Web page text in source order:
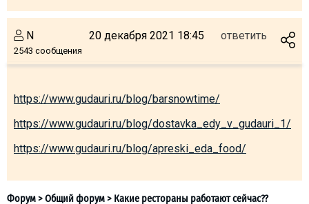
N
2543 сообщения
20 декабря 2021 18:45 ответить
https://www.gudauri.ru/blog/barsnowtime/
https://www.gudauri.ru/blog/dostavka_edy_v_gudauri_1/
https://www.gudauri.ru/blog/apreski_eda_food/
Коттеджи
% Горячие предложения
Казбеги
Другое
ГРУЗИЯ
Визы и Документы